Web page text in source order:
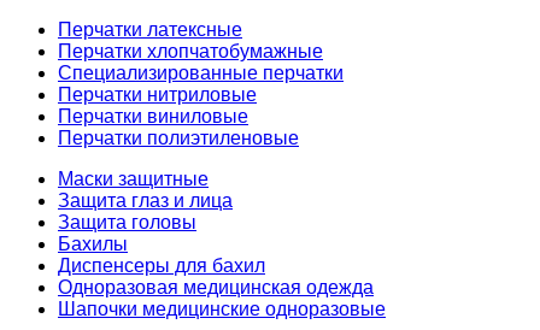
Перчатки латексные
Перчатки хлопчатобумажные
Специализированные перчатки
Перчатки нитриловые
Перчатки виниловые
Перчатки полиэтиленовые
Маски защитные
Защита глаз и лица
Защита головы
Бахилы
Диспенсеры для бахил
Одноразовая медицинская одежда
Шапочки медицинские одноразовые